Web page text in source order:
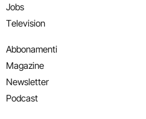
Jobs
Television
Abbonamenti
Magazine
Newsletter
Podcast